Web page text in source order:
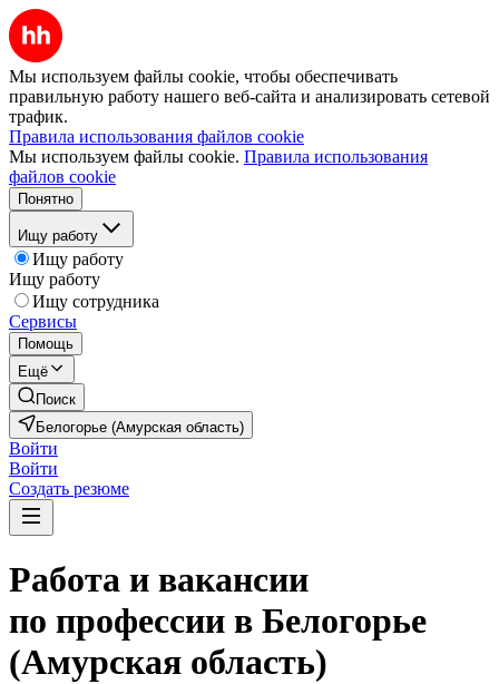
Мы используем файлы cookie, чтобы обеспечивать
правильную работу нашего веб-сайта и анализировать сетевой
трафик.
Правила использования файлов cookie
Мы используем файлы cookie. Правила использования
файлов cookie
Понятно
Ищу работу
Ищу работу
Ищу работу
Ищу сотрудника
Сервисы
Помощь
Ещё
Поиск
Белогорье (Амурская область)
Войти
Войти
Создать резюме
Работа и вакансии
по профессии в Белогорье
(Амурская область)